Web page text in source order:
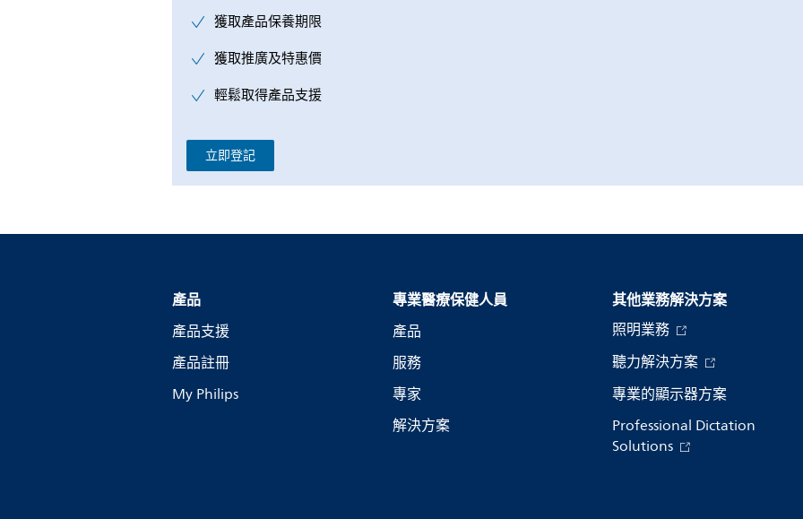
獲取產品保養期限
獲取推廣及特惠價
輕鬆取得產品支援
立即登記
產品
產品支援
產品註冊
My Philips
專業醫療保健人員
產品
服務
專家
解決方案
其他業務解決方案​
照明業務
聽力解決方案
專業的顯示器方案
Professional Dictation
Solutions